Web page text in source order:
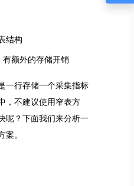
结构
额外的存储开销
一行存储一个采集指标
，不建议使用窄表方
呢？下面我们来分析一
。